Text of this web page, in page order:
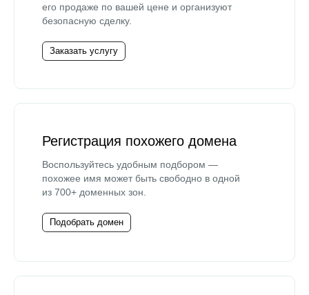
его продаже по вашей цене и организуют
безопасную сделку.
Заказать услугу
Регистрация похожего домена
Воспользуйтесь удобным подбором —
похожее имя может быть свободно в одной
из 700+ доменных зон.
Подобрать домен